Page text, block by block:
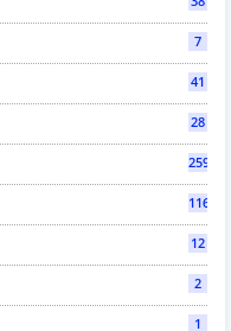
7
41
28
2596
116
12
2
1